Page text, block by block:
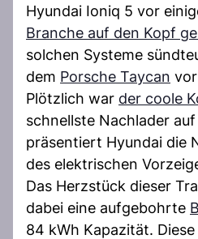
Hyundai Ioniq 5 vor
Branche auf den Kopf
solchen Systeme
dem Porsche Taycan
Plötzlich war der coole
schnellste Nachlader
präsentiert Hyundai die
des elektrischen
Das Herzstück dieser
dabei eine aufgebohrte
84 kWh Kapazität.